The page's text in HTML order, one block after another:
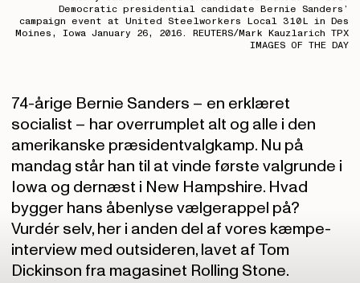
Democratic presidential candidate Bernie Sanders’
campaign event at United Steelworkers Local 310L in Des
Moines, Iowa January 26, 2016. REUTERS/Mark Kauzlarich TPX
IMAGES OF THE DAY
74-årige Bernie Sanders – en erklæret
socialist – har overrumplet alt og alle i den
amerikanske præsidentvalgkamp. Nu på
mandag står han til at vinde første valgrunde i
Iowa og dernæst i New Hampshire. Hvad
bygger hans åbenlyse vælgerappel på?
Vurdér selv, her i anden del af vores kæmpe-
interview med outsideren, lavet af Tom
Dickinson fra magasinet Rolling Stone.